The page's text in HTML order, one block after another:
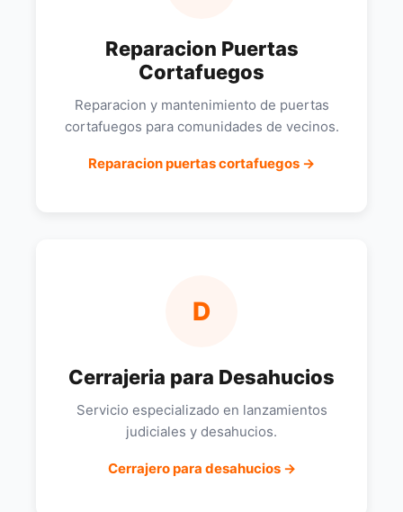
Reparacion Puertas
Cortafuegos
Reparacion y mantenimiento de puertas
cortafuegos para comunidades de vecinos.
Reparacion puertas cortafuegos →
D
Cerrajeria para Desahucios
Servicio especializado en lanzamientos
judiciales y desahucios.
Cerrajero para desahucios →